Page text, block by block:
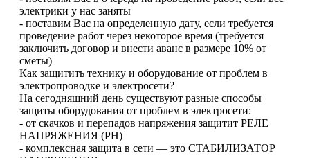
электрики у нас заняты
- поставим Вас на определенную дату, если требуется
проведение работ через некоторое время (требуется
заключить договор и внести аванс в размере 10% от
сметы)
Как защитить технику и оборудование от проблем в
электропроводке и электросети?
На сегодняшний день существуют разные способы
защиты оборудования от проблем в электросети:
- от скачков и перепадов напряжения защитит РЕЛЕ
НАПРЯЖЕНИЯ (РН)
- комплексная защита в сети — это СТАБИЛИЗАТОР